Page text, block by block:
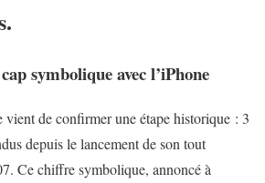
symbolique avec l’iPhone
vient de confirmer une étape historique : 3
depuis le lancement de son tout
Ce chiffre symbolique, annoncé à